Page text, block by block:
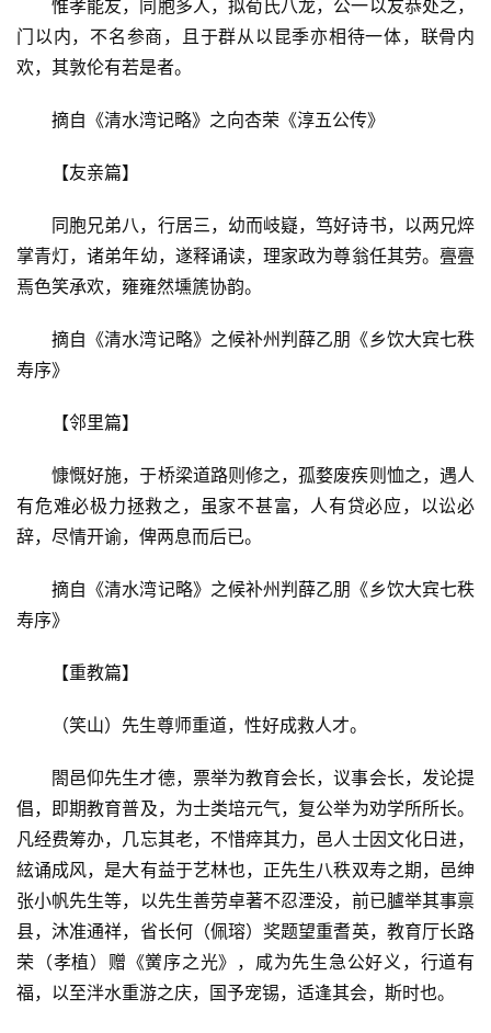
活
游
题
登录
惟孝能友，同胞多人，拟荀氏八龙，公一以友恭处之，
门以内，不名参商，且于群从以昆季亦相待一体，联骨内
欢，其敦伦有若是者。
摘自《清水湾记略》之向杏荣《淳五公传》
【友亲篇】
同胞兄弟八，行居三，幼而岐嶷，笃好诗书，以两兄焠
掌青灯，诸弟年幼，遂释诵读，理家政为尊翁任其劳。亹亹
焉色笑承欢，雍雍然壎篪协韵。
摘自《清水湾记略》之候补州判薛乙朋《乡饮大宾七秩
寿序》
【邻里篇】
慷慨好施，于桥梁道路则修之，孤婺废疾则恤之，遇人
有危难必极力拯救之，虽家不甚富，人有贷必应，以讼必
辞，尽情开谕，俾两息而后已。
摘自《清水湾记略》之候补州判薛乙朋《乡饮大宾七秩
寿序》
【重教篇】
（笑山）先生尊师重道，性好成救人才。
閤邑仰先生才德，票举为教育会长，议事会长，发论提
倡，即期教育普及，为士类培元气，复公举为劝学所所长。
凡经费筹办，几忘其老，不惜瘁其力，邑人士因文化日进，
絃诵成风，是大有益于艺林也，正先生八秩双寿之期，邑绅
张小帆先生等，以先生善劳卓著不忍湮没，前已臚举其事禀
县，沐准通祥，省长何（佩瑢）奖题望重耆英，教育厅长路
荣（孝植）赠《黉序之光》，咸为先生急公好义，行道有
福，以至泮水重游之庆，国予宠锡，适逢其会，斯时也。